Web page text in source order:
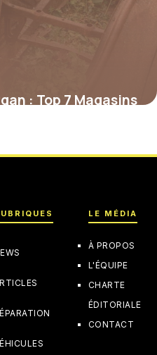
: Top 7 Magasins
LE MÉDIA
À PROPOS
L'ÉQUIPE
CHARTE
ÉDITORIALE
CONTACT